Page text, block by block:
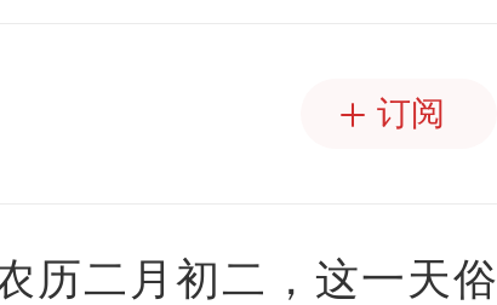
订阅
历二月初二，这一天俗